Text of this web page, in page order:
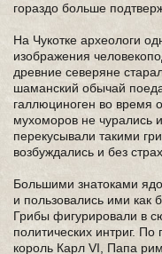
гораздо больше
На Чукотке археологи
изображения
древние северяне
шаманский обычай
галлюциноген во время
мухоморов не чурались
перекусывали такими
возбуждались и без
Большими знатоками
и пользовались ими как
Грибы фигурировали в
политических интриг.
король Карл VI, Папа